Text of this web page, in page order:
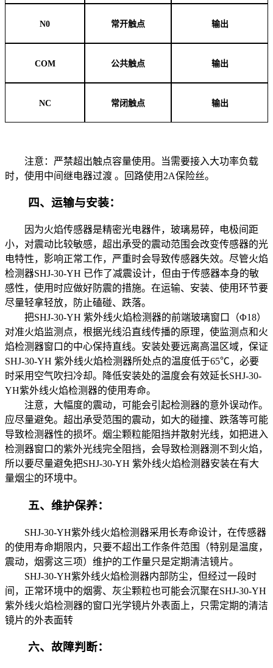
N0 常开触点 输出
COM 公共触点 输出
NC 常闭触点 输出
注意：严禁超出触点容量使用。当需要接入大功率负载
时，使用中间继电器过渡 。回路使用2A保险丝。
四、运输与安装：
因为火焰传感器是精密光电器件，玻璃易碎，电极间距
小，对震动比较敏感，超出承受的震动范围会改变传感器的光
电特性，影响正常工作，严重时会导致传感器失效。尽管火焰
检测器SHJ-30-YH 已作了减震设计，但由于传感器本身的敏
感性，使用时应做好防震的措施。在运输、安装、使用环节要
尽量轻拿轻放，防止磕碰、跌落。
把SHJ-30-YH 紫外线火焰检测器的前端玻璃窗口（Φ18）
对准火焰监测点，根据光线沿直线传播的原理，使监测点和火
焰检测器窗口的中心保持直线。安装处要远离高温区域，保证
SHJ-30-YH 紫外线火焰检测器所处点的温度低于65℃，必要
时采用空气吹扫冷却。降低安装处的温度会有效延长SHJ-30-
YH紫外线火焰检测器的使用寿命。
注意，大幅度的震动，可能会引起检测器的意外误动作。
应尽量避免。超出承受范围的震动，如大的碰撞、跌落等可能
导致检测器性的损坏。烟尘颗粒能阻挡并散射光线，如把进入
检测器窗口的紫外光线完全阻挡，会导致检测器测不到火焰，
所以要尽量避免把SHJ-30-YH 紫外线火焰检测器安装在有大
量烟尘的环境中。
五、维护保养：
SHJ-30-YH紫外线火焰检测器采用长寿命设计，在传感器
的使用寿命期限内，只要不超出工作条件范围（特别是温度，
震动，烟雾这三项）维护的工作量只是定期清洁镜片。
SHJ-30-YH紫外线火焰检测器内部防尘，但经过一段时
间，正常环境中的烟雾、灰尘颗粒也可能会沉聚在SHJ-30-YH
紫外线火焰检测器的窗口光学镜片外表面上，只需定期的清洁
镜片的外表面转
六、故障判断：